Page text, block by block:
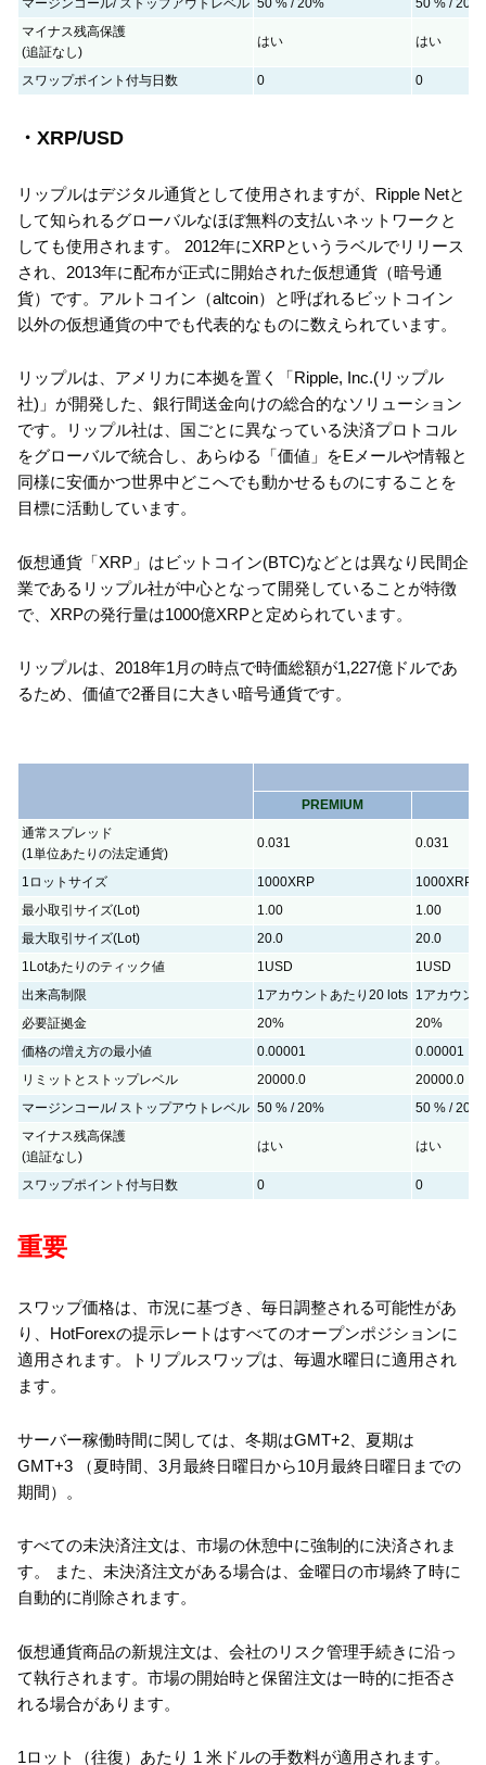
マイナス残高保護
(追証なし)
はい はい
スワップポイント付与日数 0 0
・XRP/USD
リップルはデジタル通貨として使用されますが、Ripple Netと
して知られるグローバルなほぼ無料の支払いネットワークと
しても使用されます。 2012年にXRPというラベルでリリース
され、2013年に配布が正式に開始された仮想通貨（暗号通
貨）です。アルトコイン（altcoin）と呼ばれるビットコイン
以外の仮想通貨の中でも代表的なものに数えられています。
リップルは、アメリカに本拠を置く「Ripple, Inc.(リップル
社)」が開発した、銀行間送金向けの総合的なソリューション
です。リップル社は、国ごとに異なっている決済プロトコル
をグローバルで統合し、あらゆる「価値」をEメールや情報と
同様に安価かつ世界中どこへでも動かせるものにすることを
目標に活動しています。
仮想通貨「XRP」はビットコイン(BTC)などとは異なり民間企
業であるリップル社が中心となって開発していることが特徴
で、XRPの発行量は1000億XRPと定められています。
リップルは、2018年1月の時点で時価総額が1,227億ドルであ
るため、価値で2番目に大きい暗号通貨です。
PREMIUM
通常スプレッド
(1単位あたりの法定通貨)
0.031 0.031
1ロットサイズ 1000XRP
1000XRP
最小取引サイズ(Lot)
1.00
1.00
最大取引サイズ(Lot)
20.0
20.0
1Lotあたりのティック値
1USD
1USD
出来高制限
1アカウントあたり20 lots 1アカウン
必要証拠金
20%
20%
価格の増え方の最小値
0.00001
0.00001
リミットとストップレベル
20000.0
20000.0
マージンコール/ ストップアウトレベル 50 % / 20%
50 % / 20%
マイナス残高保護
(追証なし)
はい はい
スワップポイント付与日数 0 0
重要
スワップ価格は、市況に基づき、毎日調整される可能性があ
り、HotForexの提示レートはすべてのオープンポジションに
適用されます。トリプルスワップは、毎週水曜日に適用され
ます。
サーバー稼働時間に関しては、冬期はGMT+2、夏期は
GMT+3 （夏時間、3月最終日曜日から10月最終日曜日までの
期間）。
すべての未決済注文は、市場の休憩中に強制的に決済されま
す。 また、未決済注文がある場合は、金曜日の市場終了時に
自動的に削除されます。
仮想通貨商品の新規注文は、会社のリスク管理手続きに沿っ
て執行されます。市場の開始時と保留注文は一時的に拒否さ
れる場合があります。
1ロット（往復）あたり 1 米ドルの手数料が適用されます。